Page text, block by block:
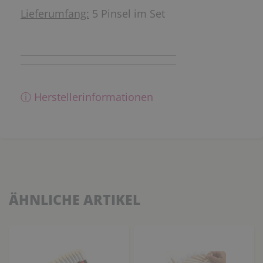
Lieferumfang: 5 Pinsel im Set
ⓘ Herstellerinformationen
ÄHNLICHE ARTIKEL